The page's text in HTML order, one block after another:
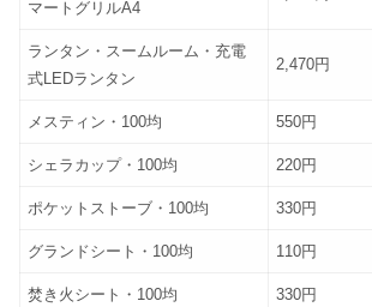
マートグリルA4
ランタン・スームルーム・充電
式LEDランタン
2,470円
メスティン・100均 550円
シェラカップ・100均 220円
ポケットストーブ・100均 330円
グランドシート・100均 110円
焚き火シート・100均 330円